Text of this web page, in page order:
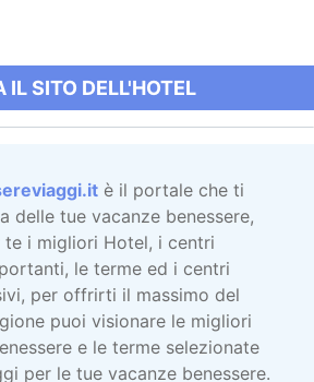
IL SITO DELL'HOTEL
è il portale che ti
delle tue vacanze benessere,
te i migliori Hotel, i centri
le terme ed i centri
per offrirti il massimo del
puoi visionare le migliori
e le terme selezionate
per le tue vacanze benessere.